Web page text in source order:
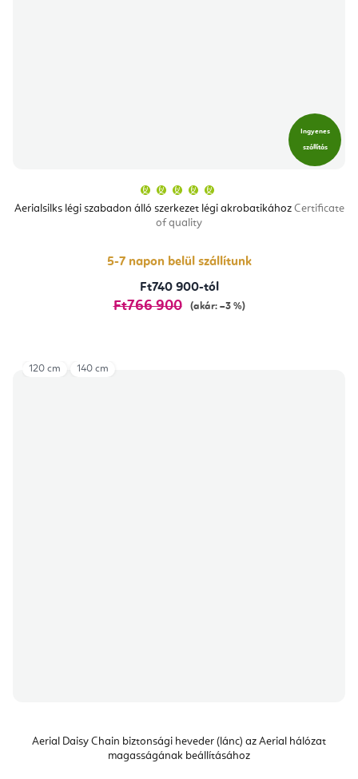
Ingyenes
szállítás
Aerialsilks légi szabadon álló szerkezet légi akrobatikához Certificate
of quality
átlagos
értékelése
csillag.
5-7 napon belül szállítunk
Ft740 900-tól
Ft766 900 (akár: –3 %)
Aerial Daisy Chain biztonsági heveder (lánc) az Aerial hálózat
magasságának beállításához
120 cm 140 cm